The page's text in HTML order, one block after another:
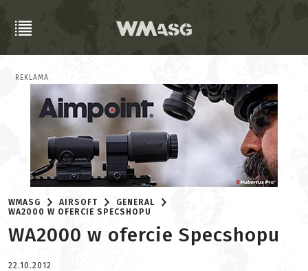
REKLAMA
WMASG AIRSOFT
GENERAL
WA2000 W OFERCIE SPECSHOPU
WA2000 w ofercie Specshopu
22.10.2012